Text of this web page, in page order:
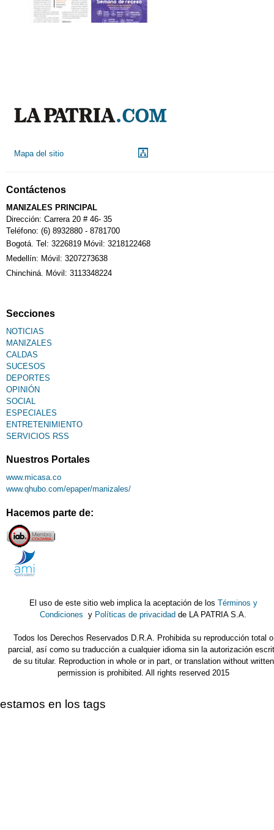
Mapa del sitio
Contáctenos
MANIZALES PRINCIPAL
Dirección: Carrera 20 # 46- 35
Teléfono: (6) 8932880 - 8781700
Bogotá. Tel: 3226819 Móvil: 3218122468
Medellín: Móvil: 3207273638
Chinchiná. Móvil: 3113348224
Secciones
NOTICIAS
MANIZALES
CALDAS
SUCESOS
DEPORTES
OPINIÓN
SOCIAL
ESPECIALES
ENTRETENIMIENTO
SERVICIOS RSS
Nuestros Portales
www.micasa.co
www.qhubo.com/epaper/manizales/
Hacemos parte de:
El uso de este sitio web implica la aceptación de los Términos y
Condiciones y Políticas de privacidad de LA PATRIA S.A.
Todos los Derechos Reservados D.R.A. Prohibida su reproducción total o
parcial, así como su traducción a cualquier idioma sin la autorización
de su titular. Reproduction in whole or in part, or translation without written
permission is prohibited. All rights reserved 2015
estamos en los tags